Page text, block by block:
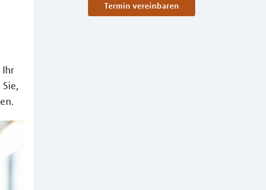
Ihr
Termin vereinbaren